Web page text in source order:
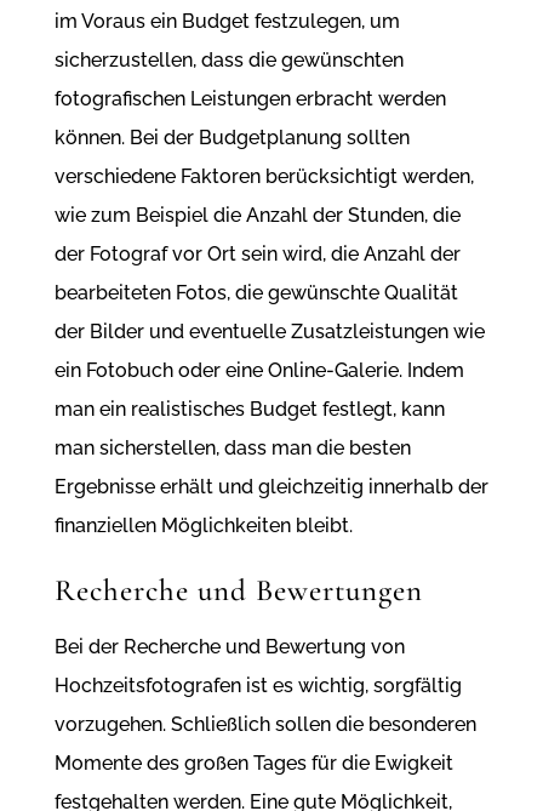
im Voraus ein Budget festzulegen, um
sicherzustellen, dass die gewünschten
fotografischen Leistungen erbracht werden
können. Bei der Budgetplanung sollten
verschiedene Faktoren berücksichtigt werden,
wie zum Beispiel die Anzahl der Stunden, die
der Fotograf vor Ort sein wird, die Anzahl der
bearbeiteten Fotos, die gewünschte Qualität
der Bilder und eventuelle Zusatzleistungen wie
ein Fotobuch oder eine Online-Galerie. Indem
man ein realistisches Budget festlegt, kann
man sicherstellen, dass man die besten
Ergebnisse erhält und gleichzeitig innerhalb der
finanziellen Möglichkeiten bleibt.
Recherche und Bewertungen
Bei der Recherche und Bewertung von
Hochzeitsfotografen ist es wichtig, sorgfältig
vorzugehen. Schließlich sollen die besonderen
Momente des großen Tages für die Ewigkeit
festgehalten werden. Eine gute Möglichkeit,